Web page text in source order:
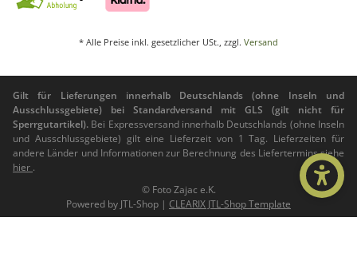
* Alle Preise inkl. gesetzlicher USt., zzgl. Versand
Gilt für Lieferungen innerhalb Deutschlands (ohne Inseln und
Ausschlussgebiete) bei Standardversand mit GLS (gilt nicht für
Sperrgutartikel). Bei Expressversand innerhalb Deutschlands (ohne Inseln
und Ausschlussgebiete) gilt eine Lieferzeit von 1 Tag. Lieferzeiten für
andere Länder und Informationen zur Berechnung des Liefertermins siehe
hier .
© Foto Zajac e.K.
Powered by JTL-Shop | CLEARIX JTL-Shop Template